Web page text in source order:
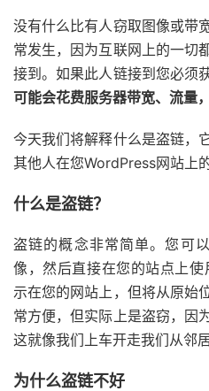
没有什么比有人窃取图像或带
常发生，因为互联网上的一切
接到。如果此人链接到您必须
可能会花费服务器带宽、流量
今天我们将解释什么是盗链，
其他人在您WordPress网站上的
什么是盗链？
盗链的概念非常简单。您可
像，然后直接在您的站点上
示在您的网站上，但将从原始
常方便，但实际上是盗窃，因
这就像我们上车开走我们从邻
为什么盗链不好